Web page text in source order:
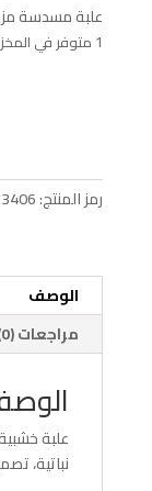
علبة مسدسة
1 متوفر في المخزون
رمز المنتج:
الوصف
مراجعات (0)
نباتية،